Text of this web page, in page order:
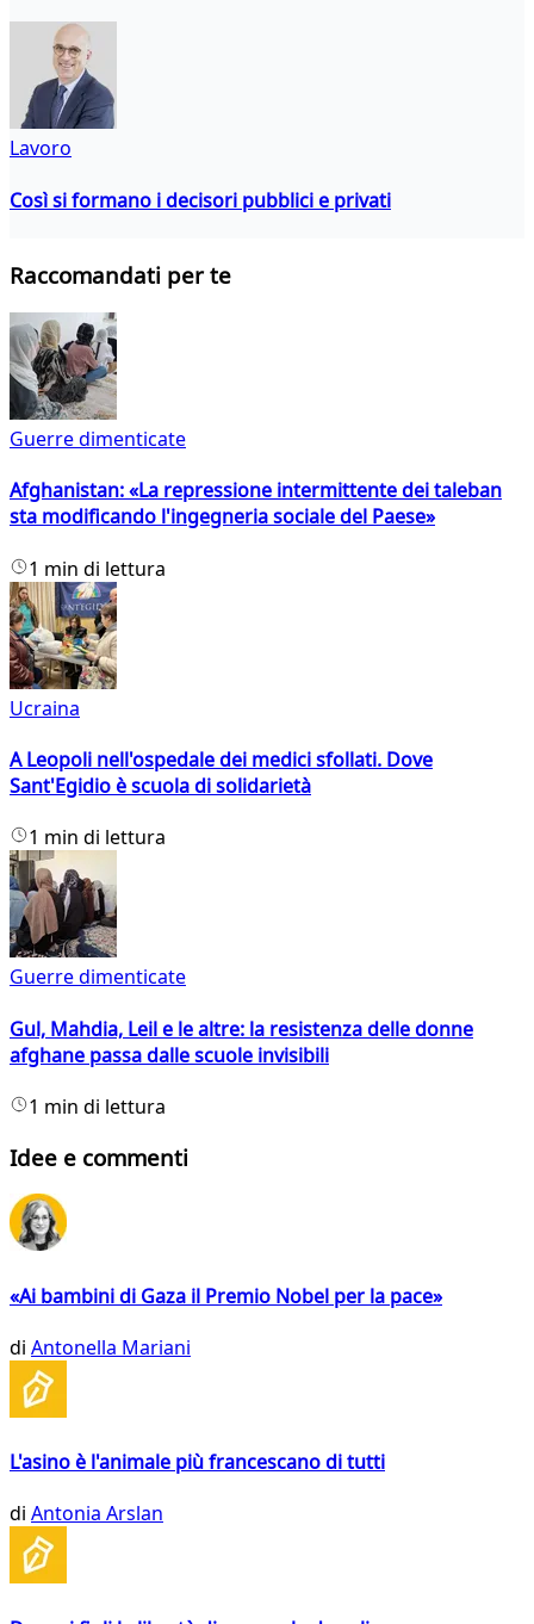
Lavoro
Così si formano i decisori pubblici e privati
Raccomandati per te
Guerre dimenticate
Afghanistan: «La repressione intermittente dei taleban
sta modificando l'ingegneria sociale del Paese»
1 min di lettura
Ucraina
A Leopoli nell'ospedale dei medici sfollati. Dove
Sant'Egidio è scuola di solidarietà
1 min di lettura
Guerre dimenticate
Gul, Mahdia, Leil e le altre: la resistenza delle donne
afghane passa dalle scuole invisibili
1 min di lettura
Idee e commenti
«Ai bambini di Gaza il Premio Nobel per la pace»
di Antonella Mariani
L'asino è l'animale più francescano di tutti
di Antonia Arslan